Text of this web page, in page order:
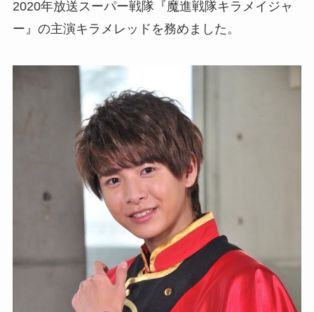
2020年放送スーパー戦隊『魔進戦隊キラメイジャ
ー』の主演キラメレッドを務めました。